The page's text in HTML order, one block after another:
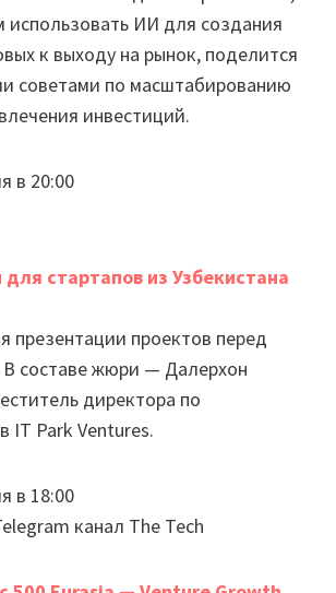
использовать ИИ для создания
к выходу на рынок, поделится
советами по масштабированию
инвестиций.
в 20:00
стартапов из Узбекистана
презентации проектов перед
В составе жюри — Далерхон
директора по
IT Park Ventures.
в 18:00
канал The Tech